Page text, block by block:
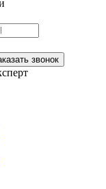
звонок